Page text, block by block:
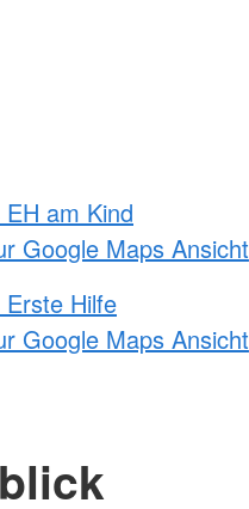
am Kind
Google Maps Ansicht
Hilfe
Google Maps Ansicht